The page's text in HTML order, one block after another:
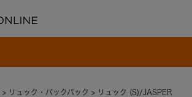
リュック・バックパック リュック (S)/JASPER